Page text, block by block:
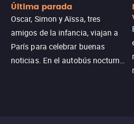
Última parada
Oscar, Simon y Aïssa, tres
amigos de la infancia, viajan a
París para celebrar buenas
noticias. En el autobús nocturno